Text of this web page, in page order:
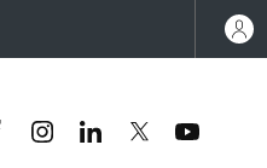
FacebookInstagramLinkedinTwitter